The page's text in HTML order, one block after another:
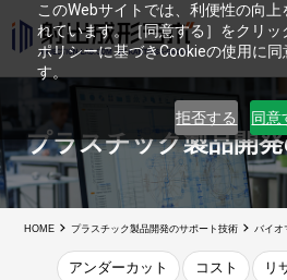
このWebサイトでは、利便性の向
れています。［同意する］をクリ
ポリシーに基づきCookieの使用に
す。
拒否する 同意
プラスチック製品開
HOME プラスチック製品開発のサポート技術 バイオ
アンダーカット コスト リ